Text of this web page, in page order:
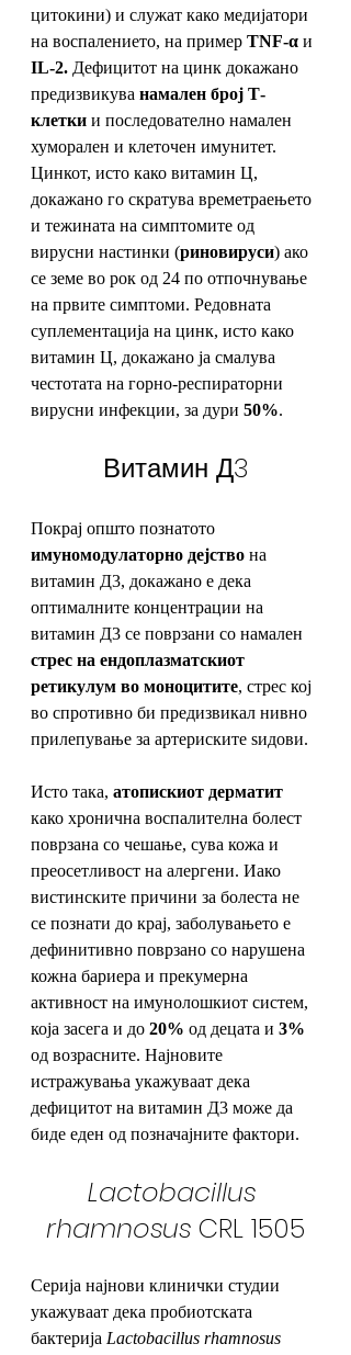
цитокини) и служат како медијатори
на воспалението, на пример TNF-α и
IL-2. Дефицитот на цинк докажано
предизвикува намален број Т-
клетки и последователно намален
хуморален и клеточен имунитет.
Цинкот, исто како витамин Ц,
докажано го скратува времетраењето
и тежината на симптомите од
вирусни настинки (риновируси) ако
се земе во рок од 24 по отпочнување
на првите симптоми. Редовната
суплементација на цинк, исто како
витамин Ц, докажано ја смалува
честотата на горно-респираторни
вирусни инфекции, за дури 50%.
Витамин Д3
Покрај општо познатото
имуномодулаторно дејство на
витамин Д3, докажано е дека
оптималните концентрации на
витамин Д3 се поврзани со намален
стрес на ендоплазматскиот
ретикулум во моноцитите, стрес кој
во спротивно би предизвикал нивно
прилепување за артериските ѕидови.
Исто така, атопискиот дерматит
како хронична воспалителна болест
поврзана со чешање, сува кожа и
преосетливост на алергени. Иако
вистинските причини за болеста не
се познати до крај, заболувањето е
дефинитивно поврзано со нарушена
кожна бариера и прекумерна
активност на имунолошкиот систем,
која засега и до 20% од децата и 3%
од возрасните. Најновите
истражувања укажуваат дека
дефицитот на витамин Д3 може да
биде еден од позначајните фактори.
Lactobacillus
rhamnosus CRL 1505
Серија најнови клинички студии
укажуваат дека пробиотската
бактерија Lactobacillus rhamnosus